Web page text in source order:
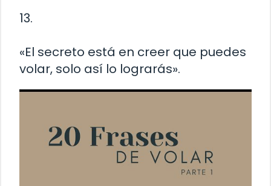
13.
«El secreto está en creer que puedes
volar, solo así lo lograrás».